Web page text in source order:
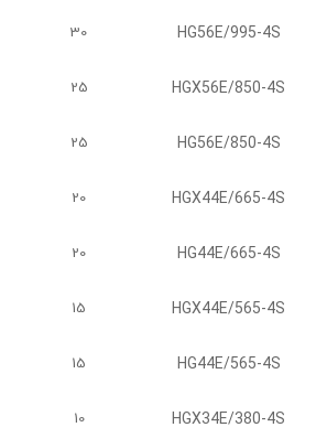
HG56E/995-4S
30
HGX56E/850-4S
25
HG56E/850-4S
25
HGX44E/665-4S
20
HG44E/665-4S
20
HGX44E/565-4S
15
HG44E/565-4S
15
HGX34E/380-4S
10